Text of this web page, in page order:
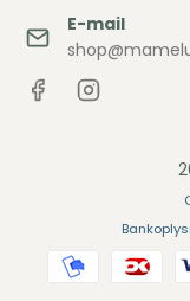
E-mail